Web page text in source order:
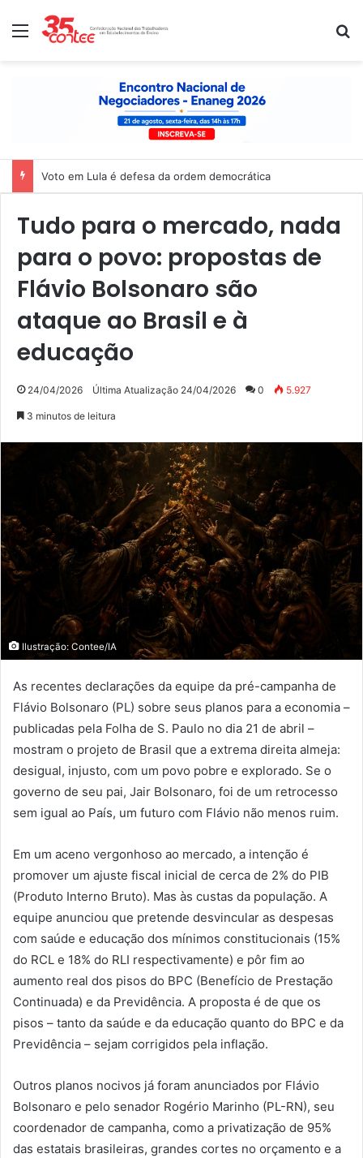
Menu
Nota de solidariedade ao povo venezuelano
Tudo para o mercado, nada
para o povo: propostas de
Flávio Bolsonaro são
ataque ao Brasil e à
educação
24/04/2026 Última Atualização 24/04/2026 0 5.927
3 minutos de leitura
Ilustração: Contee/IA
As recentes declarações da equipe da pré-campanha de
Flávio Bolsonaro (PL) sobre seus planos para a economia –
publicadas pela Folha de S. Paulo no dia 21 de abril –
mostram o projeto de Brasil que a extrema direita almeja:
desigual, injusto, com um povo pobre e explorado. Se o
governo de seu pai, Jair Bolsonaro, foi de um retrocesso
sem igual ao País, um futuro com Flávio não menos ruim.
Em um aceno vergonhoso ao mercado, a intenção é
promover um ajuste fiscal inicial de cerca de 2% do PIB
(Produto Interno Bruto). Mas às custas da população. A
equipe anunciou que pretende desvincular as despesas
com saúde e educação dos mínimos constitucionais (15%
do RCL e 18% do RLI respectivamente) e pôr fim ao
aumento real dos pisos do BPC (Benefício de Prestação
Continuada) e da Previdência. A proposta é de que os
pisos – tanto da saúde e da educação quanto do BPC e da
Previdência – sejam corrigidos pela inflação.
Outros planos nocivos já foram anunciados por Flávio
Bolsonaro e pelo senador Rogério Marinho (PL-RN), seu
coordenador de campanha, como a privatização de 95%
das estatais brasileiras, grandes cortes no orçamento e a